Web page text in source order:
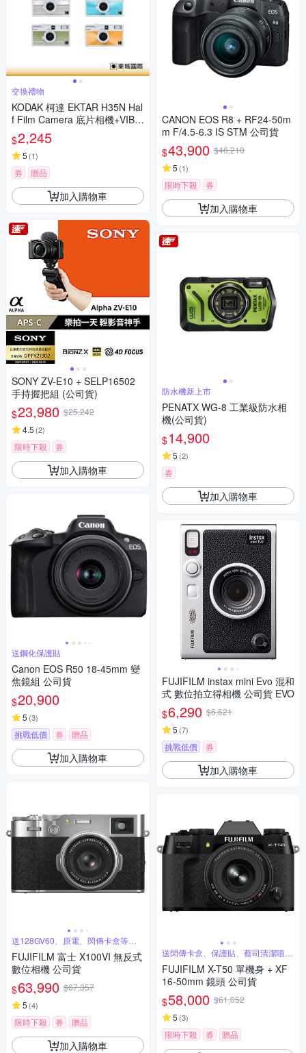
交換禮物
KODAK 柯達 EKTAR H35N Hal
f Film Camera 底片相機+VIBE
400底片組
$2,245
5 (1)
券 贈品
加入購物車
SONY ZV-E10 + SELP16502
手持握把組 (公司貨)
$23,980 $25,242
4.5 (2)
限時下殺 券
加入購物車
送鋼化保護貼
Canon EOS R50 18-45mm 變
焦鏡組 公司貨
$20,900
5 (3)
挑戰低價 券 贈品
加入購物車
送128GV60、原電、閃傳卡盒等超
值禮
FUJIFILM 富士 X100VI 無反式
數位相機 公司貨
$63,990 $67,357
5 (4)
限時下殺 券 贈品
加入購物車
CANON EOS R8 + RF24-50m
m F/4.5-6.3 IS STM 公司貨
$43,900 $46,210
5 (1)
限時下殺 券
加入購物車
防水機新上市
PENATX WG-8 工業級防水相
機(公司貨)
$14,900
5 (2)
券
加入購物車
FUJIFILM instax mini Evo 混和
式 數位拍立得相機 公司貨 EVO
$6,290 $6,621
5 (7)
挑戰低價 券
加入購物車
送閃傳卡盒、保護貼、蔡司清潔噴霧
組
FUJIFILM X-T50 單機身 + XF
16-50mm 鏡頭 公司貨
$58,000 $61,052
5 (3)
限時下殺 券 贈品